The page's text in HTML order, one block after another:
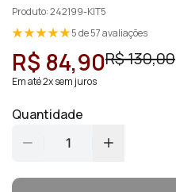
Produto: 242199-KIT5
5 de 57 avaliações
R$ 84,90R$ 130,00
Em até 2x sem juros
Quantidade
1